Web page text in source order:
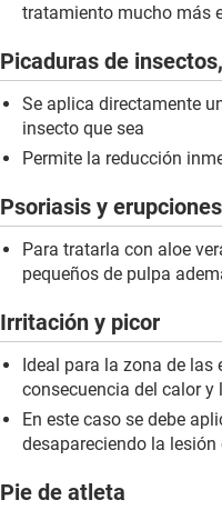
tratamiento mucho más
Picaduras de
Se aplica directamente
insecto que sea
Permite la reducción
Psoriasis y erupciones
Para tratarla con aloe
pequeños de pulpa
Irritación y picor
Ideal para la zona de las
consecuencia del calor y
En este caso se debe
desapareciendo la
Pie de atleta